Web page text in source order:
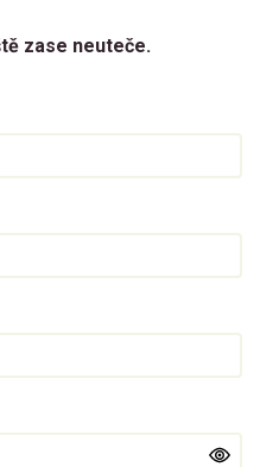
zase neuteče.